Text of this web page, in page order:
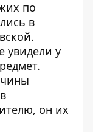
по
в
увидели у
он их